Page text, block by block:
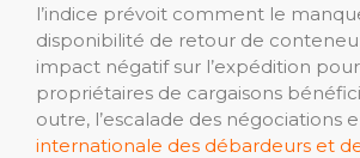
l’indice prévoit comment le
disponibilité de retour de
impact négatif sur l’expédition
propriétaires de cargaisons
outre, l’escalade des négociations
internationale des débardeurs et